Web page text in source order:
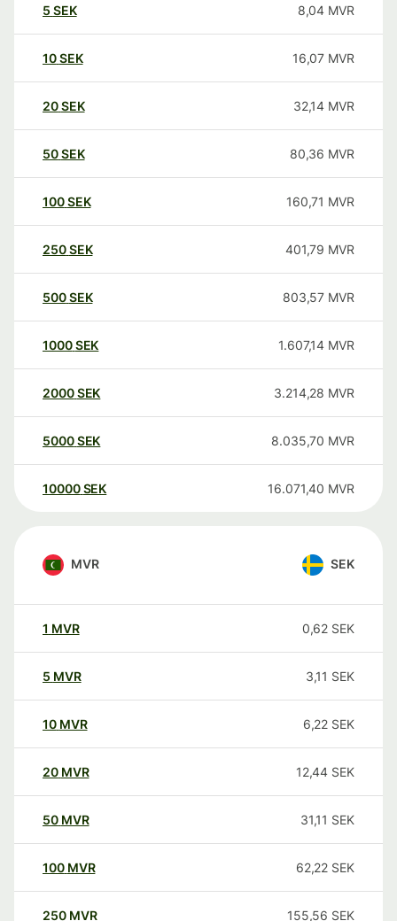
5 SEK 8,04 MVR
10SEK 16,07 MVR
20SEK 32,14 MVR
50SEK 80,36 MVR
100SEK 160,71 MVR
250SEK 401,79 MVR
500SEK 803,57 MVR
1000SEK 1.607,14 MVR
2000SEK 3.214,28 MVR
5000SEK 8.035,70 MVR
10000 SEK 16.071,40 MVR
MVR SEK
1 MVR 0,62 SEK
5 MVR 3,11 SEK
10 MVR 6,22 SEK
20 MVR 12,44 SEK
50 MVR 31,11 SEK
100 MVR 62,22 SEK
250 MVR 155,56 SEK